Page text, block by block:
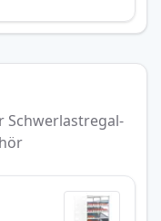
Schwerlastregal-